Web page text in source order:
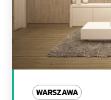
WARSZAWA